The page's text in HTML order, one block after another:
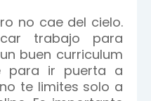
no cae del cielo.
trabajo para
buen curriculum
para ir puerta a
te limites solo a